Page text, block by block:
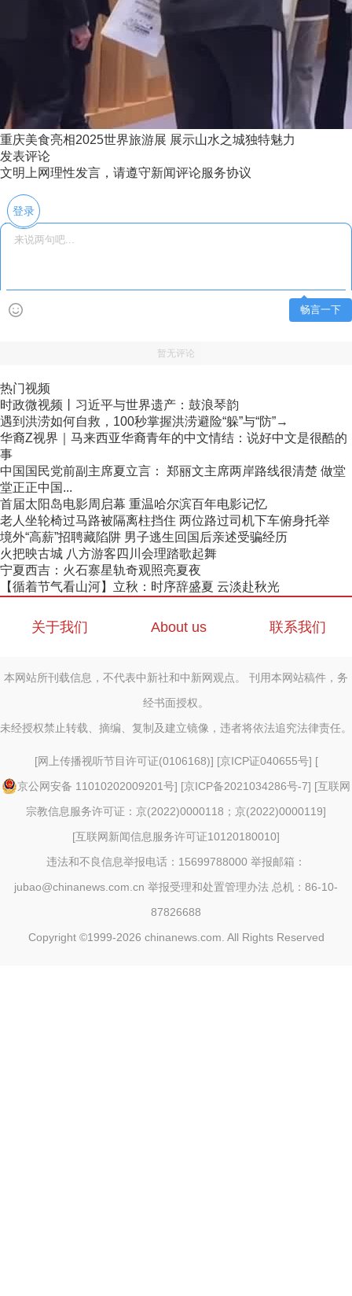
重庆美食亮相2025世界旅游展 展示山水之城独特魅力
发表评论
文明上网理性发言，请遵守新闻评论服务协议
登录
畅言一下
暂无评论
热门视频
时政微视频丨习近平与世界遗产：鼓浪琴韵
遇到洪涝如何自救，100秒掌握洪涝避险“躲”与“防”→
华裔Z视界｜马来西亚华裔青年的中文情结：说好中文是很酷的
事
中国国民党前副主席夏立言： 郑丽文主席两岸路线很清楚 做堂
堂正正中国...
首届太阳岛电影周启幕 重温哈尔滨百年电影记忆
老人坐轮椅过马路被隔离柱挡住 两位路过司机下车俯身托举
境外“高薪”招聘藏陷阱 男子逃生回国后亲述受骗经历
火把映古城 八方游客四川会理踏歌起舞
宁夏西吉：火石寨星轨奇观照亮夏夜
【循着节气看山河】立秋：时序辞盛夏 云淡赴秋光
关于我们 About us 联系我们
本网站所刊载信息，不代表中新社和中新网观点。 刊用本网站稿件，务
经书面授权。
未经授权禁止转载、摘编、复制及建立镜像，违者将依法追究法律责任。
[网上传播视听节目许可证(0106168)] [京ICP证040655号] [
京公网安备 11010202009201号] [京ICP备2021034286号-7] [互联网
宗教信息服务许可证：京(2022)0000118；京(2022)0000119]
[互联网新闻信息服务许可证10120180010]
违法和不良信息举报电话：15699788000 举报邮箱：
jubao@chinanews.com.cn 举报受理和处置管理办法 总机：86-10-
87826688
Copyright ©1999-2026 chinanews.com. All Rights Reserved